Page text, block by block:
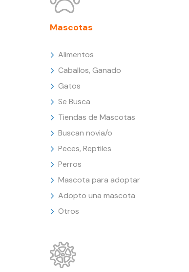
Mascotas
Alimentos
Caballos, Ganado
Gatos
Se Busca
Tiendas de Mascotas
Buscan novia/o
Peces, Reptiles
Perros
Mascota para adoptar
Adopto una mascota
Otros